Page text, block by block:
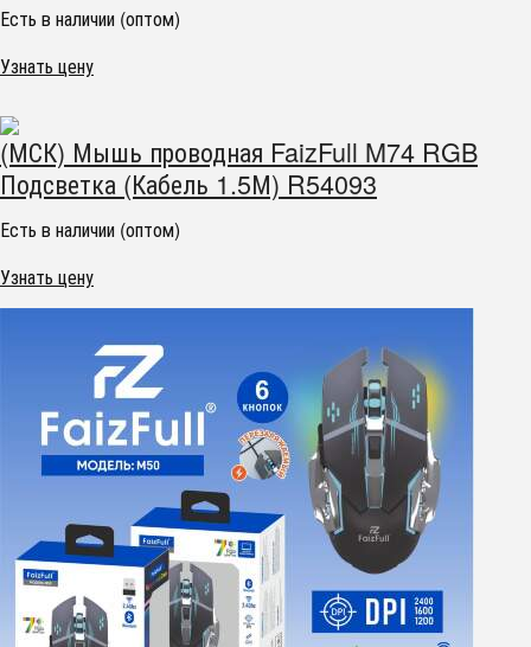
Есть в наличии (оптом)
Узнать цену
(МСК) Мышь проводная FaizFull M74 RGB
Подсветка (Кабель 1.5М) R54093
Есть в наличии (оптом)
Узнать цену